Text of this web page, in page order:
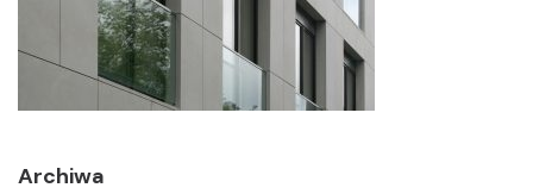
Archiwa